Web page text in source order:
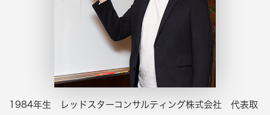
1984年生 レッドスターコンサルティング株式会社 代表取